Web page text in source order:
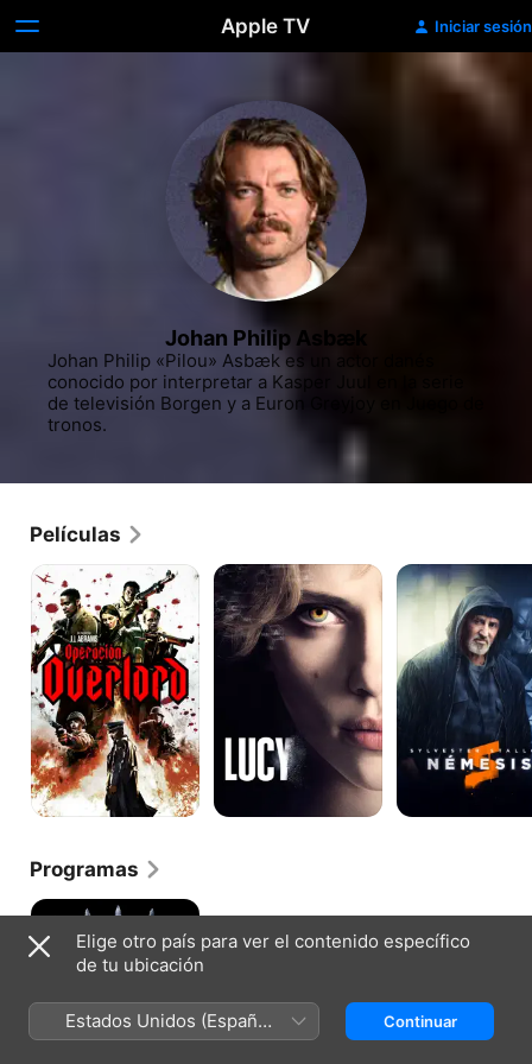
Apple TV Iniciar sesión
Johan Philip Asbæk
Johan Philip «Pilou» Asbæk es un actor danés
conocido por interpretar a Kasper Juul en la serie
de televisión Borgen y a Euron Greyjoy en Juego de
tronos.
Películas
Operación
Overlord
Lucy Némesis
Programas
Game
ThronesElige otro país para ver el contenido específico
de tu ubicación
Estados Unidos (Español
México)
Continuar